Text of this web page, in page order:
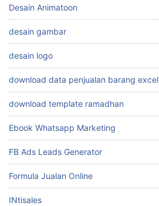
Desain Animatoon
desain gambar
desain logo
download data penjualan barang excel
download template ramadhan
Ebook Whatsapp Marketing
FB Ads Leads Generator
Formula Jualan Online
INtisales